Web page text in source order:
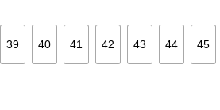
39 40 41 42 43 44 45